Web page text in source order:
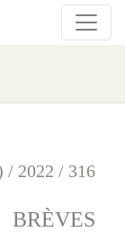
/ 2022 / 316
BRÈVES